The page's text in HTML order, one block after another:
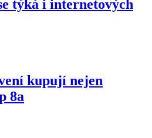
týká i internetových
kupují nejen
8a